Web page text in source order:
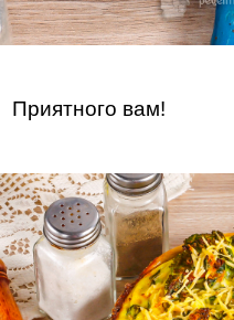
Приятного вам!